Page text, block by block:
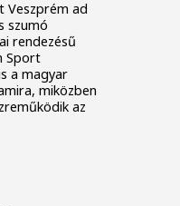
Veszprém ad
szumó
rendezésű
Sport
a magyar
miközben
az